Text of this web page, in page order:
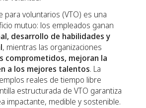
para voluntarios (VTO) es una
mutuo: los empleados ganan
desarrollo de habilidades y
, mientras las organizaciones
comprometidos, mejoran la
a los mejores talentos. La
reales de tiempo libre
estructurada de VTO garantiza
impactante, medible y sostenible.